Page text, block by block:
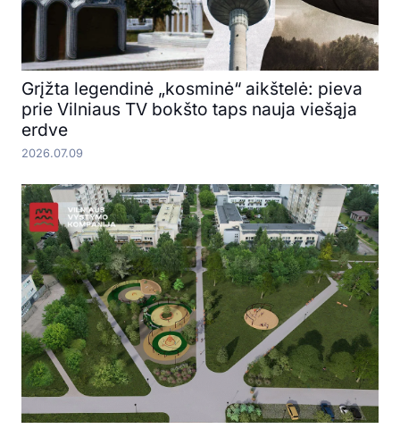
Grįžta legendinė „kosminė“ aikštelė: pieva
prie Vilniaus TV bokšto taps nauja viešąja
erdve
2026.07.09